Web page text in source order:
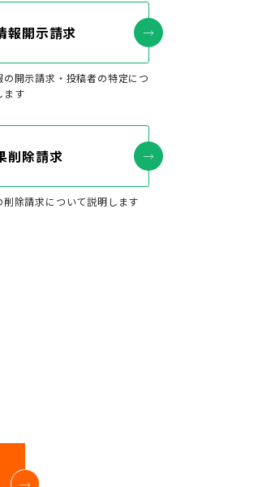
報開示請求
の開示請求・投稿者の特定につ
ます
削除請求
削除請求について説明します